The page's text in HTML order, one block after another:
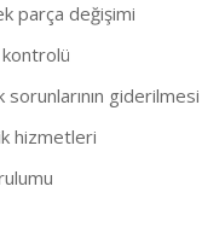
parça değişimi
sorunlarının giderilmesi
hizmetleri